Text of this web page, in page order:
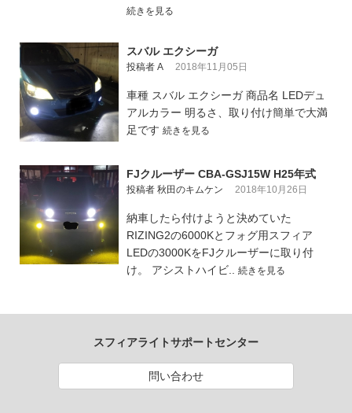
続きを見る
スバル エクシーガ
投稿者 A 2018年11月05日
車種 スバル エクシーガ 商品名 LEDデュ
アルカラー 明るさ、取り付け簡単で大満
足です 続きを見る
FJクルーザー CBA-GSJ15W H25年式
投稿者 秋田のキムケン 2018年10月26日
納車したら付けようと決めていた
RIZING2の6000Kとフォグ用スフィア
LEDの3000KをFJクルーザーに取り付
け。 アシストハイビ.. 続きを見る
スフィアライトサポートセンター
問い合わせ